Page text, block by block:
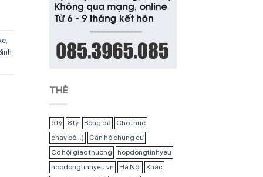
THẺ
5 tỷ 8 tỷ Bóng đá
Cho thuê
chạy bộ...)
Căn hộ chung cư
Cơ hội giao thương
hopdongtinhyeu
hopdongtinhyeu.vn
Hà Nội
Khác